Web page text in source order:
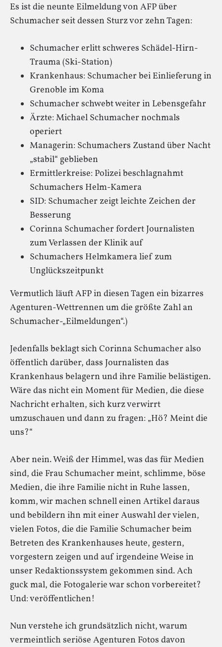
Es ist die neunte Eilmeldung von AFP über
Schumacher seit dessen Sturz vor zehn Tagen:
Schumacher erlitt schweres Schädel-Hirn-
Trauma (Ski-Station)
Krankenhaus: Schumacher bei Einlieferung in
Grenoble im Koma
Schumacher schwebt weiter in Lebensgefahr
Ärzte: Michael Schumacher nochmals
operiert
Managerin: Schumachers Zustand über Nacht
„stabil“ geblieben
Ermittlerkreise: Polizei beschlagnahmt
Schumachers Helm-Kamera
SID: Schumacher zeigt leichte Zeichen der
Besserung
Corinna Schumacher fordert Journalisten
zum Verlassen der Klinik auf
Schumachers Helmkamera lief zum
Unglückszeitpunkt
Vermutlich läuft AFP in diesen Tagen ein bizarres
Agenturen-Wettrennen um die größte Zahl an
Schumacher-„Eilmeldungen“.)
Jedenfalls beklagt sich Corinna Schumacher also
öffentlich darüber, dass Journalisten das
Krankenhaus belagern und ihre Familie belästigen.
Wäre das nicht ein Moment für Medien, die diese
Nachricht erhalten, sich kurz verwirrt
umzuschauen und dann zu fragen: „Hö? Meint die
uns?“
Aber nein. Weiß der Himmel, was das für Medien
sind, die Frau Schumacher meint, schlimme, böse
Medien, die ihre Familie nicht in Ruhe lassen,
komm, wir machen schnell einen Artikel daraus
und bebildern ihn mit einer Auswahl der vielen,
vielen Fotos, die die Familie Schumacher beim
Betreten des Krankenhauses heute, gestern,
vorgestern zeigen und auf irgendeine Weise in
unser Redaktionssystem gekommen sind. Ach
guck mal, die Fotogalerie war schon vorbereitet?
Und: veröffentlichen!
Nun verstehe ich grundsätzlich nicht, warum
vermeintlich seriöse Agenturen Fotos davon